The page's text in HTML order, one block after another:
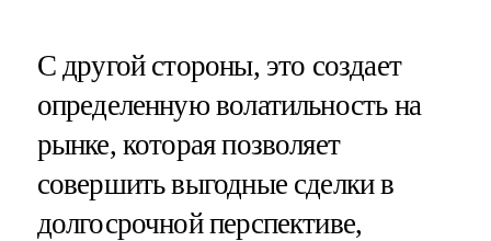
С другой стороны, это создает
определенную волатильность на
рынке, которая позволяет
совершить выгодные сделки в
долгосрочной перспективе,